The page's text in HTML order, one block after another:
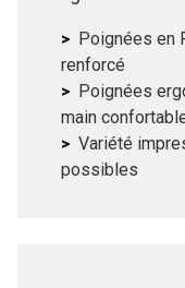
réglable en
Poignées en
Poignées
Variété
possibles